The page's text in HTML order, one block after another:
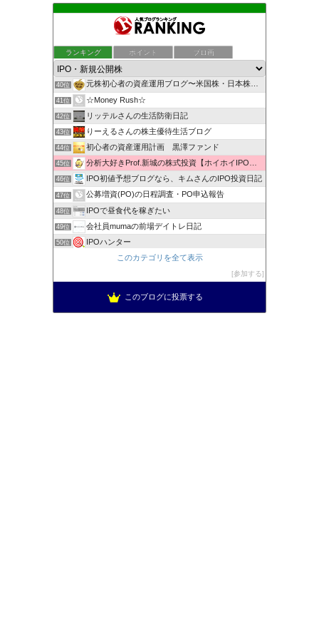
ランキング ポイント ブロ画
38位 投資信託で儲ける！分配金収入向上計画
39位 スキマナビ
40位 元株初心者の資産運用ブログ〜米国株・日本株・IPO株投資
41位 ☆Money Rush☆
42位 リッテルさんの生活防衛日記
43位 りーえるさんの株主優待生活ブログ
44位 初心者の資産運用計画 黒澤ファンド
45位 分析大好きProf.新城の株式投資【ホイホイIPO投資術】
46位 IPO初値予想ブログなら、キムさんのIPO投資日記
47位 公募増資(PO)の日程調査・PO申込報告
48位 IPOで昼食代を稼ぎたい
49位 会社員mumaの前場デイトレ日記
50位 IPOハンター
ＩＰＯプランナーの当落日誌
このカテゴリを全て表示
参加する
このブログに投票する